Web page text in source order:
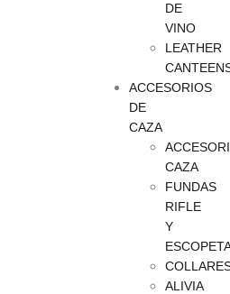
DE
VINO
LEATHER
ACCESORIOS
DE
CAZA
CAZA
FUNDAS
RIFLE
Y
ALIVIA